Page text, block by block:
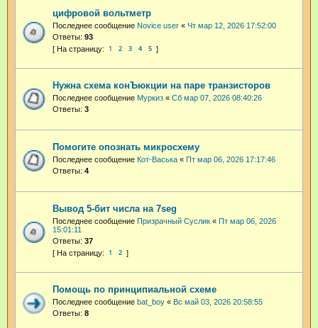
цифровой вольтметр
Последнее сообщение Novice user « Чт мар 12, 2026 17:52:00
Ответы: 93
1 2 3 4 5
Нужна схема конЪюкции на паре транзисторов
Последнее сообщение Муркиз « Сб мар 07, 2026 08:40:26
Ответы: 3
Помогите опознать микросхему
Последнее сообщение Кот-Васька « Пт мар 06, 2026 17:17:46
Ответы: 4
Вывод 5-бит числа на 7seg
Последнее сообщение Призрачный Суслик « Пт мар 06, 2026
15:01:11
Ответы: 37
1 2
Помощь по принципиальной схеме
Последнее сообщение bat_boy « Вс май 03, 2026 20:58:55
Ответы: 8